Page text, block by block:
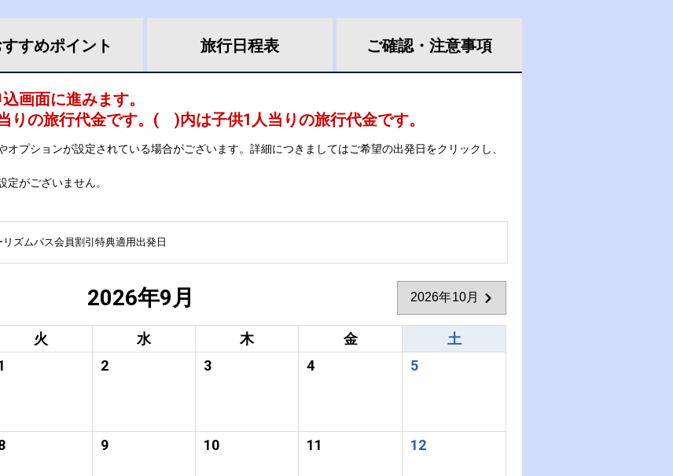
すめポイント 旅行日程表 ご確認・ 注意事項
画面に進みます。
りの旅行代金です。 ( )内は子供1人当りの旅行代金です。
プションが設定されている場合がございます。詳細につきましてはご希望の出発日をクリックし、
がございません。
リズムパス会員割引特典適用出発日
2026年9月 2026年10月
火 水 木 金
土
2 3 4 5
9 10 11 12